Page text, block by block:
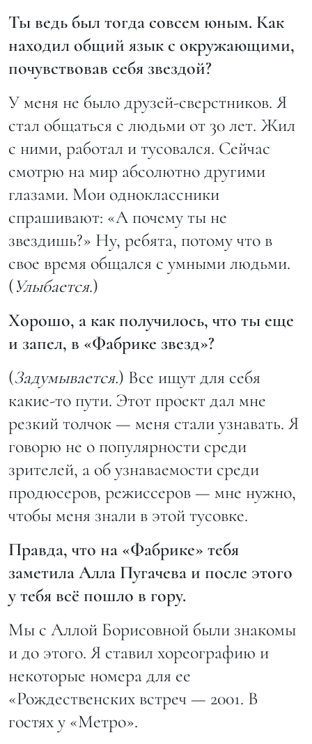
Ты ведь был тогда совсем юным. Как
находил общий язык с окружающими,
почувствовав себя звездой?
У меня не было друзей-сверстников. Я
стал общаться с людьми от 30 лет. Жил
с ними, работал и тусовался. Сейчас
смотрю на мир абсолютно другими
глазами. Мои одноклассники
спрашивают: «А почему ты не
звездишь?» Ну, ребята, потому что в
свое время общался с умными людьми.
(Улыбается.)
Хорошо, а как получилось, что ты еще
и запел, в «Фабрике звезд»?
(Задумывается.) Все ищут для себя
какие-то пути. Этот проект дал мне
резкий толчок — меня стали узнавать. Я
говорю не о популярности среди
зрителей, а об узнаваемости среди
продюсеров, режиссеров — мне нужно,
чтобы меня знали в этой тусовке.
Правда, что на «Фабрике» тебя
заметила Алла Пугачева и после этого
у тебя всё пошло в гору.
Мы с Аллой Борисовной были знакомы
и до этого. Я ставил хореографию и
некоторые номера для ее
«Рождественских встреч — 2001. В
гостях у «Метро».